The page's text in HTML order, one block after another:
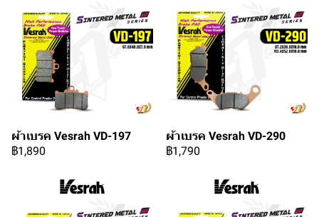
ผ้าเบรค Vesrah VD-197
฿1,890
ผ้าเบรค Vesrah VD-290
฿1,790